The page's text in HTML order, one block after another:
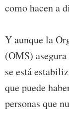
como hacen a
Y aunque la
(OMS)
se está
que puede
personas que